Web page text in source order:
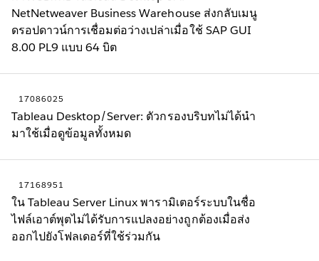
NetNetweaver Business Warehouse ส่งกลับเมนู
ดรอปดาวน์การเชื่อมต่อว่างเปล่าเมื่อใช้ SAP GUI
8.00 PL9 แบบ 64 บิต
17086025
Tableau Desktop/Server: ตัวกรองบริบทไม่ได้นำ
มาใช้เมื่อดูข้อมูลทั้งหมด
17168951
ใน Tableau Server Linux พารามิเตอร์ระบบในชื่อ
ไฟล์เอาต์พุตไม่ได้รับการแปลงอย่างถูกต้องเมื่อส่ง
ออกไปยังโฟลเดอร์ที่ใช้ร่วมกัน